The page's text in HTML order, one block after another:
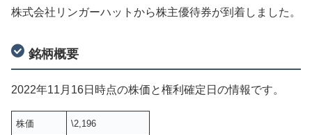
株式会社リンガーハットから株主優待券が到着しました。
銘柄概要
2022年11月16日時点の株価と権利確定日の情報です。
株価 \2,196